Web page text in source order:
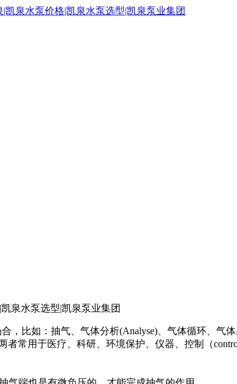
，比如：抽气、气体分析(Analyse)、气体循环、气
常用于医疗、科研、环境保护、仪器、控制（